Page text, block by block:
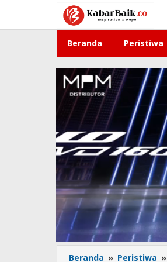
konten
Beranda Peristiwa
Beranda » Peristiwa »